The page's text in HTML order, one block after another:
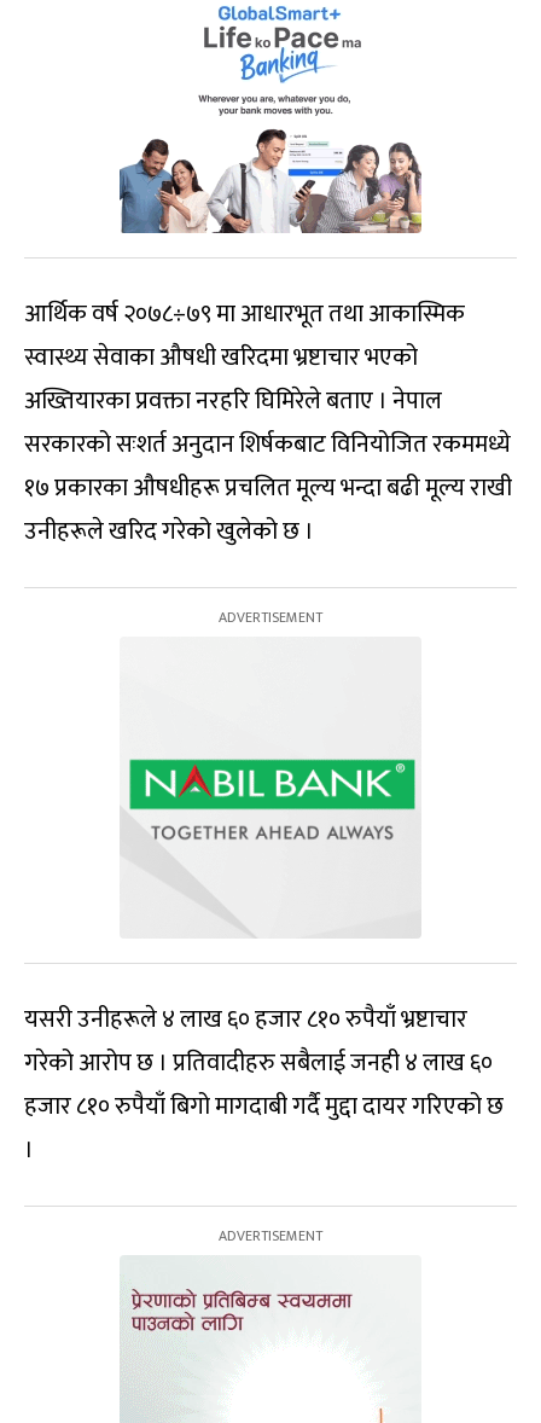
आर्थिक वर्ष २०७८÷७९ मा आधारभूत तथा आकास्मिक
स्वास्थ्य सेवाका औषधी खरिदमा भ्रष्टाचार भएको
अख्तियारका प्रवक्ता नरहरि घिमिरेले बताए । नेपाल
सरकारको सःशर्त अनुदान शिर्षकबाट विनियोजित रकममध्ये
१७ प्रकारका औषधीहरू प्रचलित मूल्य भन्दा बढी मूल्य राखी
उनीहरूले खरिद गरेको खुलेको छ ।
यसरी उनीहरूले ४ लाख ६० हजार ८१० रुपैयाँ भ्रष्टाचार
गरेको आरोप छ । प्रतिवादीहरु सबैलाई जनही ४ लाख ६०
हजार ८१० रुपैयाँ बिगो मागदाबी गर्दै मुद्दा दायर गरिएको छ
।